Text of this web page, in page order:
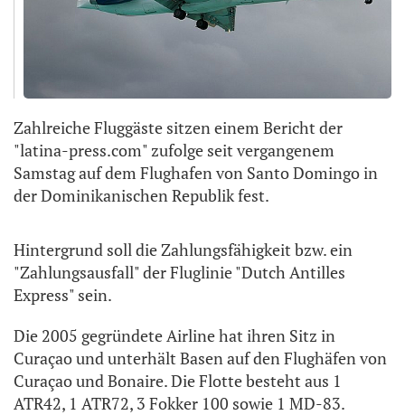
Zahlreiche Fluggäste sitzen einem Bericht der
"latina-press.com" zufolge seit vergangenem
Samstag auf dem Flughafen von Santo Domingo in
der Dominikanischen Republik fest.
Hintergrund soll die Zahlungsfähigkeit bzw. ein
"Zahlungsausfall" der Fluglinie "Dutch Antilles
Express" sein.
Die 2005 gegründete Airline hat ihren Sitz in
Curaçao und unterhält Basen auf den Flughäfen von
Curaçao und Bonaire. Die Flotte besteht aus 1
ATR42, 1 ATR72, 3 Fokker 100 sowie 1 MD-83.